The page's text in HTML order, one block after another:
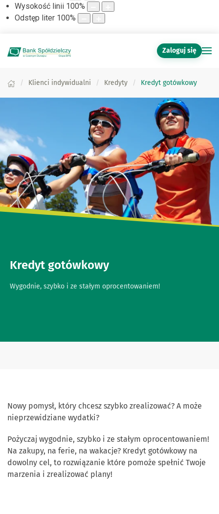
Wysokość linii 100%
Odstęp liter 100%
Zaloguj się
Klienci indywidualni Kredyty Kredyt gotówkowy
Kredyt gotówkowy
Wygodnie, szybko i ze stałym oprocentowaniem!
Nowy pomysł, który chcesz szybko zrealizować? A może
nieprzewidziane wydatki?
Pożyczaj wygodnie, szybko i ze stałym oprocentowaniem!
Na zakupy, na ferie, na wakacje? Kredyt gotówkowy na
dowolny cel, to rozwiązanie które pomoże spełnić Twoje
marzenia i zrealizować plany!